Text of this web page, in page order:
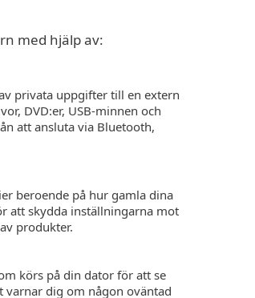
med hjälp av:
privata uppgifter till en extern
DVD:er, USB-minnen och
att ansluta via Bluetooth,
beroende på hur gamla dina
att skydda inställningarna mot
produkter.
körs på din dator för att se
varnar dig om någon oväntad